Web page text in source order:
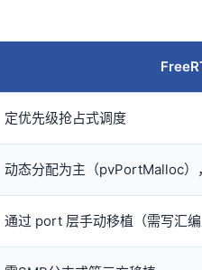
定优先级抢占式调度
动态分配为主（pvPortMalloc）
通过 port 层手动移植（需写汇编